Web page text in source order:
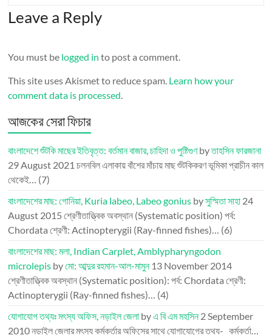
Leave a Reply
You must be logged in to post a comment.
This site uses Akismet to reduce spam. Learn how your
comment data is processed.
আজকের সেরা ফিচার
বাংলাদেশে শুঁটকি মাছের ইতিবৃত্ত: বর্তমান বাজার, চাহিদা ও পুষ্টিগুণbyতাহসিন ফারজানা
29 August 2021 চলনবিল এলাকায় বাঁশের মাঁচায় মাছ শুঁটকিকরণ ভূমিকা প্রাচীন কাল
থেকেই… (7)
বাংলাদেশের মাছ: গোনিয়া, Kuria labeo, Labeo gonius byসুস্মিতা সাহা 24
August 2015 শ্রেণীতাত্ত্বিক অবস্থান (Systematic position) পর্ব:
Chordata শ্রেণী: Actinopterygii (Ray-finned fishes)… (6)
বাংলাদেশের মাছ: মলা, Indian Carplet, Amblypharyngodon
microlepis byমো: আব্দুর রহমান-আল-মামুন 13 November 2014
শ্রেণীতাত্ত্বিক অবস্থান (Systematic position): পর্ব: Chordata শ্রেণী:
Actinopterygii (Ray-finned fishes)… (4)
যোগাযোগ তথ্যঃ মৎস্য অফিস, নড়াইল জেলা byএ বি এম মহসিন2 September
2010নড়াইল জেলার মৎস্য কর্মকর্তার অফিসের সাথে যোগাযোগের তথ্য- কর্মকর্তা…